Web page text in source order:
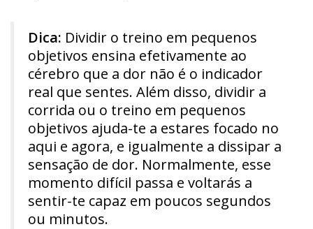
Dica: Dividir o treino em pequenos
objetivos ensina efetivamente ao
cérebro que a dor não é o indicador
real que sentes. Além disso, dividir a
corrida ou o treino em pequenos
objetivos ajuda-te a estares focado no
aqui e agora, e igualmente a dissipar a
sensação de dor. Normalmente, esse
momento difícil passa e voltarás a
sentir-te capaz em poucos segundos
ou minutos.